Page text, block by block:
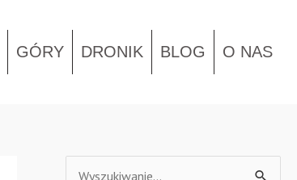
GÓRY DRONIK BLOG O NAS